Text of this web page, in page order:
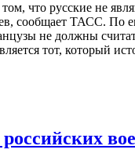
что русские не
сообщает ТАСС. По
не должны
тот, который